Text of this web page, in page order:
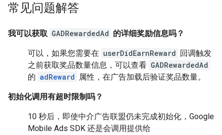
常见问题解答
我可以获取 GADRewardedAd 的详细奖励信息吗？
可以，如果您需要在 userDidEarnReward 回调触发
之前获取奖品数量信息，可以查看 GADRewardedAd
的 adReward 属性，在广告加载后验证奖品数量。
初始化调用有超时限制吗？
10 秒后，即使中介广告联盟仍未完成初始化， Google
Mobile Ads SDK 还是会调用提供给